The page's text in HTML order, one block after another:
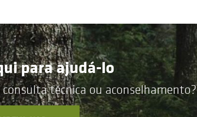
para ajudá-lo
técnica ou aconselhamento?